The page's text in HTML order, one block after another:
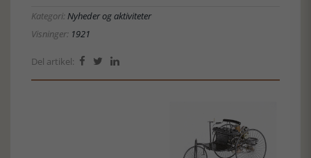
Kategori:Nyheder og aktiviteter
Visninger: 1921
Del artikel:   